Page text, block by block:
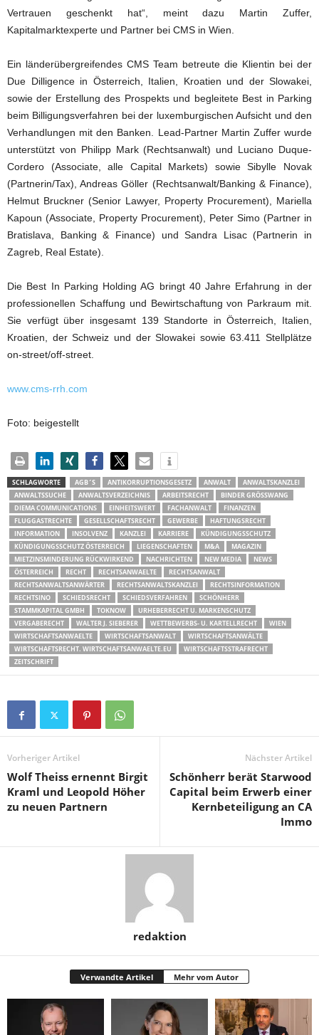
Vertrauen geschenkt hat“, meint dazu Martin Zuffer,
Kapitalmarktexperte und Partner bei CMS in Wien.
Ein länderübergreifendes CMS Team betreute die Klientin bei der
Due Dilligence in Österreich, Italien, Kroatien und der Slowakei,
sowie der Erstellung des Prospekts und begleitete Best in Parking
beim Billigungsverfahren bei der luxemburgischen Aufsicht und den
Verhandlungen mit den Banken. Lead-Partner Martin Zuffer wurde
unterstützt von Philipp Mark (Rechtsanwalt) und Luciano Duque-
Cordero (Associate, alle Capital Markets) sowie Sibylle Novak
(Partnerin/Tax), Andreas Göller (Rechtsanwalt/Banking & Finance),
Helmut Bruckner (Senior Lawyer, Property Procurement), Mariella
Kapoun (Associate, Property Procurement), Peter Simo (Partner in
Bratislava, Banking & Finance) und Sandra Lisac (Partnerin in
Zagreb, Real Estate).
Die Best In Parking Holding AG bringt 40 Jahre Erfahrung in der
professionellen Schaffung und Bewirtschaftung von Parkraum mit.
Sie verfügt über insgesamt 139 Standorte in Österreich, Italien,
Kroatien, der Schweiz und der Slowakei sowie 63.411 Stellplätze
on-street/off-street.
www.cms-rrh.com
Foto: beigestellt
SCHLAGWORTE AGB´S ANTIKORRUPTIONSGESETZ ANWALT
ANWALTSKANZLEI
ANWALTSSUCHE
ANWALTSVERZEICHNIS ARBEITSRECHT
BINDER GRÖSSWANG
DIEMA COMMUNICATIONS
EINHEITSWERT FACHANWALT
FINANZEN
FLUGGASTRECHTE
GESELLSCHAFTSRECHT GEWERBE
HAFTUNGSRECHT
INFORMATION
INSOLVENZ KANZLEI KARRIERE
KÜNDIGUNGSSCHUTZ
KÜNDIGUNGSSCHUTZ ÖSTERREICH
LIEGENSCHAFTEN M&A
MAGAZIN
MIETZINSMINDERUNG RÜCKWIRKEND
NACHRICHTEN NEW MEDIA
NEWS
ÖSTERREICH
RECHT RECHTSANWAELTE
RECHTSANWALT
RECHTSANWALTSANWÄRTER
RECHTSANWALTSKANZLEI
RECHTSINFORMATION
RECHTSINO
SCHIEDSRECHT SCHIEDSVERFAHREN
SCHÖNHERR
STAMMKAPITAL GMBH
TOKNOW
URHEBERRECHT U. MARKENSCHUTZ
VERGABERECHT
WALTER J. SIEBERER WETTBEWERBS- U. KARTELLRECHT
WIEN
WIRTSCHAFTSANWAELTE
WIRTSCHAFTSANWALT
WIRTSCHAFTSANWÄLTE
WIRTSCHAFTSRECHT. WIRTSCHAFTSANWAELTE.EU
WIRTSCHAFTSSTRAFRECHT
ZEITSCHRIFT
Vorheriger Artikel
Wolf Theiss ernennt Birgit
Kraml und Leopold Höher
zu neuen Partnern
Nächster Artikel
Schönherr berät Starwood
Capital beim Erwerb einer
Kernbeteiligung an CA
Immo
redaktion
Verwandte Artikel Mehr vom Autor